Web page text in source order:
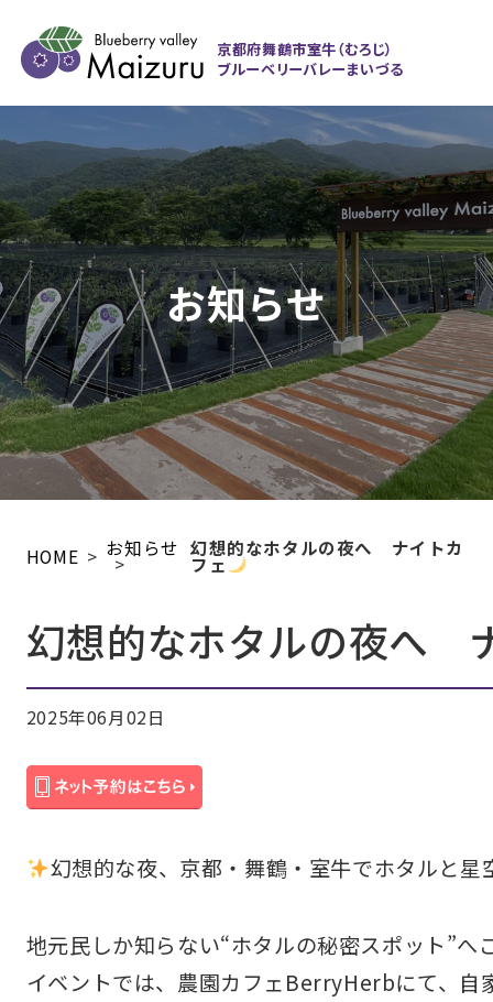
京都府舞鶴市室牛（むろじ）
ブルーベリーバレーまいづる
お知らせ
HOME お知らせ 幻想的なホタルの夜へ ナイトカ
フェ
幻想的なホタルの夜へ
2025年06月02日
幻想的な夜、京都・舞鶴・室牛でホタルと星
地元民しか知らない“ホタルの秘密スポット”へ
イベントでは、農園カフェBerryHerbにて、自